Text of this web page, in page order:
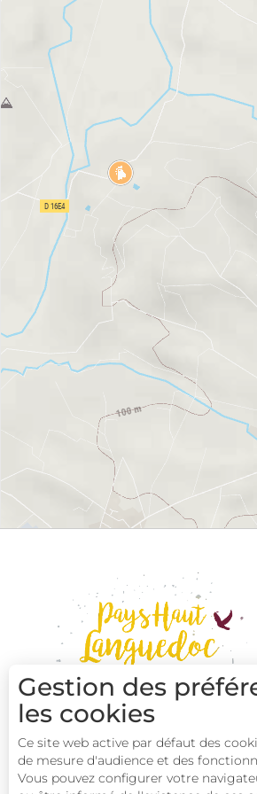
Gestion des
les cookies
Ce site web active par défaut des
de mesure d'audience et des
Vous pouvez configurer votre